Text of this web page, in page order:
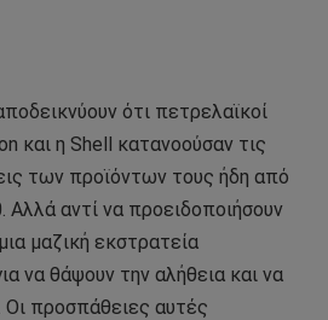
ότι πετρελαϊκοί
και η Shell κατανοούσαν τις
των προϊόντων τους ήδη από
Αλλά αντί να προειδοποιήσουν
μαζική εκστρατεία
να θάψουν την αλήθεια και να
Οι προσπάθειες αυτές